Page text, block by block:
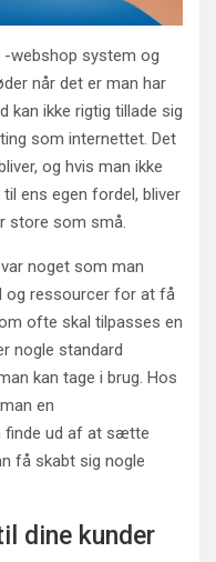
-webshop system og
når det er man har
kan ikke rigtig tillade sig
som internettet. Det
og hvis man ikke
ens egen fordel, bliver
store som små.
noget som man
og ressourcer for at få
ofte skal tilpasses en
nogle standard
kan tage i brug. Hos
en
finde ud af at sætte
få skabt sig nogle
dine kunder